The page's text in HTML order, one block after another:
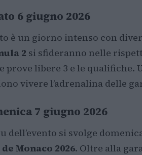
6 giugno 2026
è un giorno intenso con
2 si sfideranno nelle
prove libere 3 e le
vivere l’adrenalina delle
7 giugno 2026
dell’evento si svolge
Monaco 2026. Oltre alla